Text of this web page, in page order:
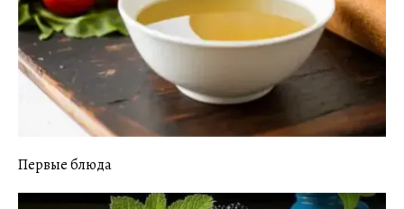
Первые блюда